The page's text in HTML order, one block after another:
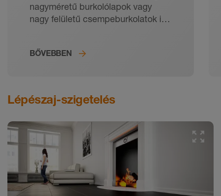
nagyméretű burkolólapok vagy
nagy felületű csempeburkolatok is
BŐVEBBEN
Lépészaj-szigetelés